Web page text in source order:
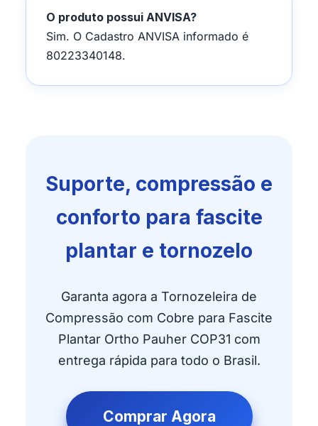
O produto possui ANVISA?
Sim. O Cadastro ANVISA informado é
80223340148.
Suporte, compressão e
conforto para fascite
plantar e tornozelo
Garanta agora a Tornozeleira de
Compressão com Cobre para Fascite
Plantar Ortho Pauher COP31 com
entrega rápida para todo o Brasil.
Comprar Agora